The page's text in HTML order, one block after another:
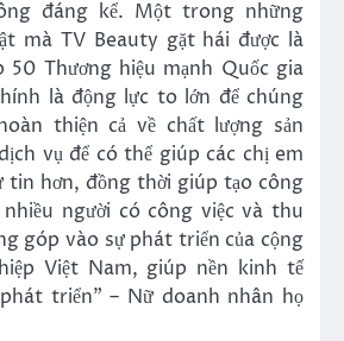
đáng kể. Một trong những
mà TV Beauty gặt hái được là
50 Thương hiệu mạnh Quốc gia
là động lực to lớn để chúng
thiện cả về chất lượng sản
vụ để có thể giúp các chị em
tin hơn, đồng thời giúp tạo công
người có công việc và thu
góp vào sự phát triển của cộng
Việt Nam, giúp nền kinh tế
triển” – Nữ doanh nhân họ